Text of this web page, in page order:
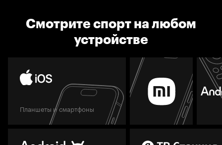
Смотрите спорт на любом
устройстве
Планшеты и смартфоны